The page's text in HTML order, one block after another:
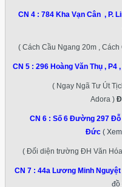
CN 4 : 784 Kha Vạn Cân , P.
( Cách Cầu Ngang 20m ,
CN 5 : 296 Hoàng Văn Thụ , P4
( Ngay Ngã Tư Út
Adora )
CN 6 : Số 6 Đường 297 Đỗ
Đức (
( Đối diện trường ĐH Văn
CN 7 : 44a Lương Minh Nguyệt
đồ